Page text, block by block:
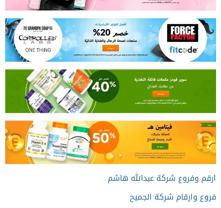
ارقم وفروع شركة عبدالله هاشم
فروع وارقام شركة الجميح